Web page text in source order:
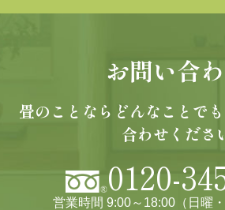
お問い合
畳のことならどんなことで
合わせくださ
0120-
営業時間 9:00～18:00（日曜・